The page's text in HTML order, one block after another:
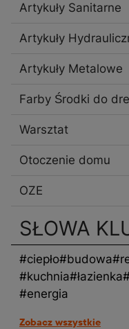
Artykuły Sanitarne
Artykuły
Artykuły Metalowe
Farby Środki do
Warsztat
Otoczenie domu
OZE
SŁOWA
#ciepło#budowa
#kuchnia#łazienka
#energia
Zobacz wszystkie